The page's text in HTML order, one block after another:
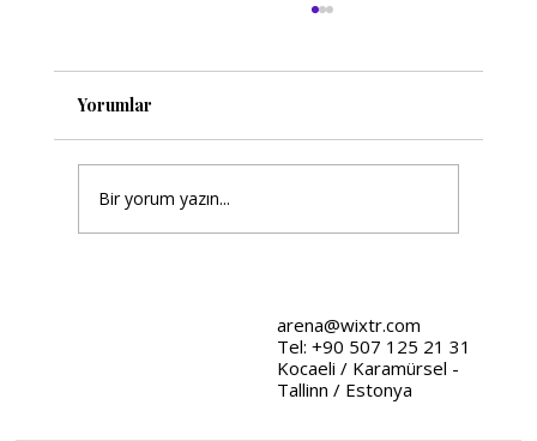
arena@wixtr.com
Tel: +90 507 125 21 31
Kocaeli / Karamürsel -
Tallinn / Estonya
Tasarımında Stratejik Yaklaşımlar
Yorumlar
Bir yorum yazın...